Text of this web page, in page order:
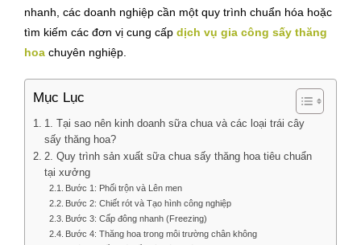
nhanh, các doanh nghiệp cần một quy trình chuẩn hóa hoặc
tìm kiếm các đơn vị cung cấp dịch vụ gia công sấy thăng
hoa chuyên nghiệp.
Mục Lục
1. Tại sao nên kinh doanh sữa chua và các loại trái cây
sấy thăng hoa?
2. Quy trình sản xuất sữa chua sấy thăng hoa tiêu chuẩn
tại xưởng
Bước 1: Phối trộn và Lên men
Bước 2: Chiết rót và Tạo hình công nghiệp
Bước 3: Cấp đông nhanh (Freezing)
Bước 4: Thăng hoa trong môi trường chân không